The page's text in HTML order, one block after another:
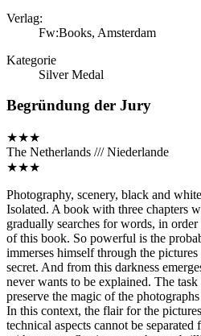
Verlag:
Fw:Books, Amsterdam
Kategorie
Silver Medal
Begründung der Jury
★★★
The Netherlands /// Niederlande
★★★
Photography, scenery, black and
Isolated. A book with three chapters
gradually searches for words, in
of this book. So powerful is the
immerses himself through the
secret. And from this darkness
never wants to be explained. The
preserve the magic of the
In this context, the flair for the
technical aspects cannot be